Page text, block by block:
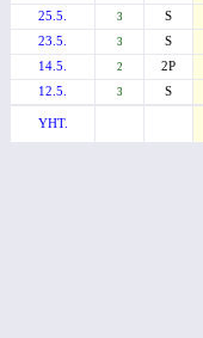
25.5. 3 S
23.5. 3 S
14.5. 2 2P
12.5. 3 S
YHT.